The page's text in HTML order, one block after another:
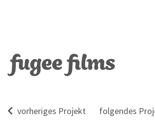
vorheriges Projekt folgendes